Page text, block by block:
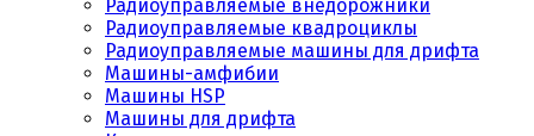
Радиоуправляемые внедорожники
Радиоуправляемые квадроциклы
Радиоуправляемые машины для дрифта
Машины-амфибии
Машины HSP
Машины для дрифта